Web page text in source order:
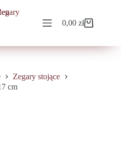
Koszyk
0,00zł
Zegary stojące
cm